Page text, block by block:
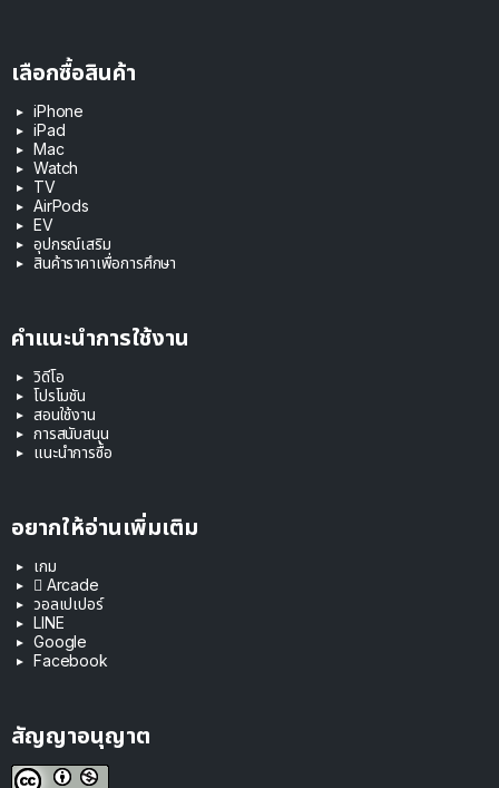
เลือกซื้อสินค้า
iPhone
iPad
Mac
Watch
TV
AirPods
EV
อุปกรณ์เสริม
สินค้าราคาเพื่อการศึกษา
คำแนะนำการใช้งาน
วิดีโอ
โปรโมชัน
สอนใช้งาน
การสนับสนุน
แนะนำการซื้อ
อยากให้อ่านเพิ่มเติม
เกม
 Arcade
วอลเปเปอร์
LINE
Google
Facebook
สัญญาอนุญาต